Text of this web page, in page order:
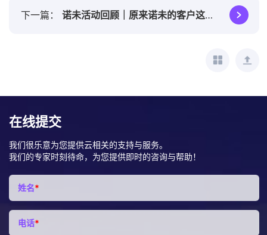
下一篇 诺未活动回顾｜原来诺未的客户这么有AI力
在线提交
我们很乐意为您提供云相关的支持与服务。
我们的专家时刻待命，为您提供即时的咨询与帮助！
姓名*
电话*